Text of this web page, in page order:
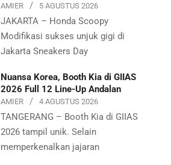
AMIER 5 AGUSTUS 2026
JAKARTA – Honda Scoopy
Modifikasi sukses unjuk gigi di
Jakarta Sneakers Day
Nuansa Korea, Booth Kia di GIIAS
2026 Full 12 Line-Up Andalan
AMIER 4 AGUSTUS 2026
TANGERANG – Booth Kia di GIIAS
2026 tampil unik. Selain
memperkenalkan jajaran